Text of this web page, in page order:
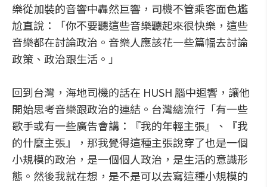
樂從加裝的音響中轟然巨響，司機不管乘客面色尷
尬直說：「你不要聽這些音樂聽起來很快樂，這些
音樂都在討論政治。音樂人應該花一些篇幅去討論
政策、政治跟生活。」
回到台灣，海地司機的話在 HUSH 腦中迴響，讓他
開始思考音樂跟政治的連結。台灣總流行「有一些
歌手或有一些廣告會講：『我的年輕主張』、『我
的什麼主張』，那我覺得這種主張說穿了也是一個
小規模的政治，是一個個人政治，是生活的意識形
態。然後我就在想，是不是可以去寫這種小規模的